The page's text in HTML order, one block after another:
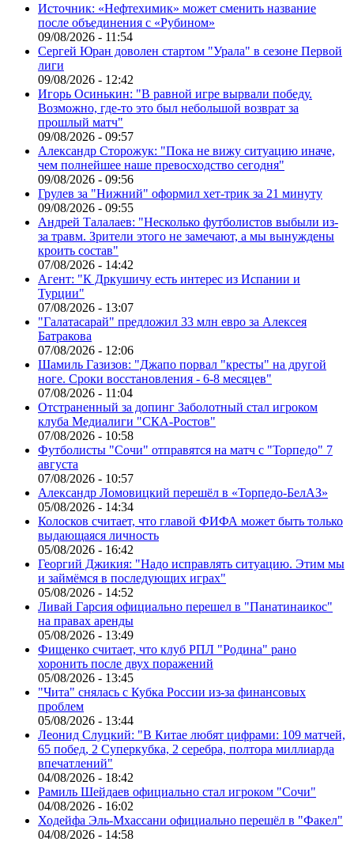
Источник: «Нефтехимик» может сменить название
после объединения с «Рубином»
09/08/2026 - 11:54
Сергей Юран доволен стартом "Урала" в сезоне Первой
лиги
09/08/2026 - 12:42
Игорь Осинькин: "В равной игре вырвали победу.
Возможно, где-то это был небольшой возврат за
прошлый матч"
09/08/2026 - 09:57
Александр Сторожук: "Пока не вижу ситуацию иначе,
чем полнейшее наше превосходство сегодня"
09/08/2026 - 09:56
Грулев за "Нижний" оформил хет-трик за 21 минуту
09/08/2026 - 09:55
Андрей Талалаев: "Несколько футболистов выбыли из-
за травм. Зрители этого не замечают, а мы вынуждены
кроить состав"
07/08/2026 - 14:42
Агент: "К Дркушичу есть интерес из Испании и
Турции"
07/08/2026 - 13:07
"Галатасарай" предложил 33 млн евро за Алексея
Батракова
07/08/2026 - 12:06
Шамиль Газизов: "Джапо порвал "кресты" на другой
ноге. Сроки восстановления - 6-8 месяцев"
07/08/2026 - 11:04
Отстраненный за допинг Заболотный стал игроком
клуба Медиалиги "СКА-Ростов"
07/08/2026 - 10:58
Футболисты "Сочи" отправятся на матч с "Торпедо" 7
августа
07/08/2026 - 10:57
Александр Ломовицкий перешёл в «Торпедо-БелАЗ»
05/08/2026 - 14:34
Колосков считает, что главой ФИФА может быть только
выдающаяся личность
05/08/2026 - 16:42
Георгий Джикия: "Надо исправлять ситуацию. Этим мы
и займёмся в последующих играх"
05/08/2026 - 14:52
Ливай Гарсия официально перешел в "Панатинаикос"
на правах аренды
05/08/2026 - 13:49
Фищенко считает, что клуб РПЛ "Родина" рано
хоронить после двух поражений
05/08/2026 - 13:45
"Чита" снялась с Кубка России из-за финансовых
проблем
05/08/2026 - 13:44
Леонид Слуцкий: "В Китае любят цифрами: 109 матчей,
65 побед, 2 Суперкубка, 2 серебра, полтора миллиарда
впечатлений"
04/08/2026 - 18:42
Рамиль Шейдаев официально стал игроком "Сочи"
04/08/2026 - 16:02
Ходейфа Эль-Мхассани официально перешёл в "Факел"
04/08/2026 - 14:58